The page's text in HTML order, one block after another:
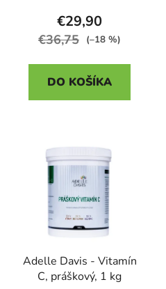
produktu
je
5
€29,90
€36,75 (–18 %)
DO KOŠÍKA
Adelle Davis - Vitamín
C, práškový, 1 kg